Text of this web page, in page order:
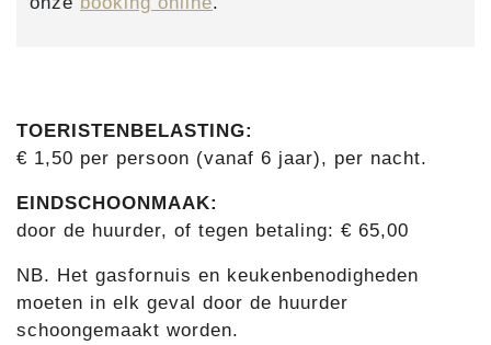
TOERISTENBELASTING:
€ 1,50 per persoon (vanaf 6 jaar), per nacht.
EINDSCHOONMAAK:
door de huurder, of tegen betaling: € 65,00
NB. Het gasfornuis en keukenbenodigheden
moeten in elk geval door de huurder
schoongemaakt worden.